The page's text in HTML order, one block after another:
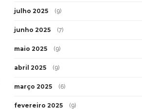
julho 2025 (9)
junho 2025 (7)
maio 2025 (9)
abril 2025 (9)
março 2025 (6)
fevereiro 2025 (9)